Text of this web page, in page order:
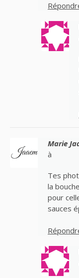
Marie
à
Tes
la
pour
sauces